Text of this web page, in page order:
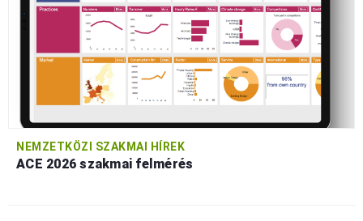
NEMZETKÖZI SZAKMAI HÍREK
ACE 2026 szakmai felmérés